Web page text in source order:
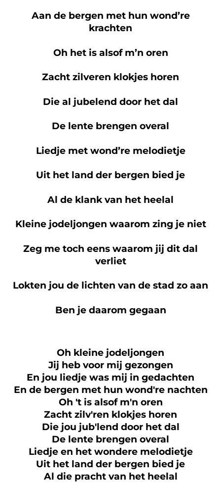
Aan de bergen met hun wond’re
krachten
Oh het is alsof m’n oren
Zacht zilveren klokjes horen
Die al jubelend door het dal
De lente brengen overal
Liedje met wond’re melodietje
Uit het land der bergen bied je
Al de klank van het heelal
Kleine jodeljongen waarom zing je niet
Zeg me toch eens waarom jij dit dal
verliet
Lokten jou de lichten van de stad zo aan
Ben je daarom gegaan
Oh kleine jodeljongen
Jij heb voor mij gezongen
En jou liedje was mij in gedachten
En de bergen met hun wond're nachten
Oh 't is alsof m'n oren
Zacht zilv'ren klokjes horen
Die jou jub'lend door het dal
De lente brengen overal
Liedje en het wondere melodietje
Uit het land der bergen bied je
Al die pracht van het heelal